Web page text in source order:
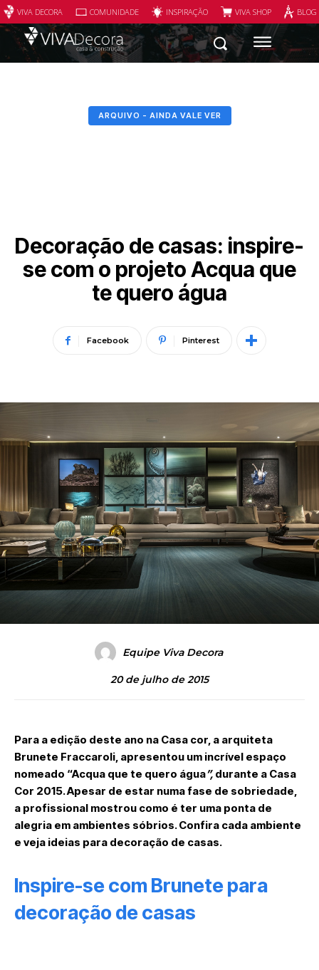
VIVA DECORA COMUNIDADE INSPIRAÇÃO VIVA SHOP
ARQUIVO - AINDA VALE VER
Decoração de casas: inspire-
se com o projeto Acqua que
te quero água
Facebook Pinterest
Equipe Viva Decora
20 de julho de 2015
Para a edição deste ano na Casa cor, a arquiteta
Brunete Fraccaroli, apresentou um incrível espaço
nomeado “Acqua que te quero água”, durante a Casa
Cor 2015. Apesar de estar numa fase de sobriedade,
a profissional mostrou como é ter uma ponta de
alegria em ambientes sóbrios. Confira cada ambiente
e veja ideias para decoração de casas.
Inspire-se com Brunete para
decoração de casas